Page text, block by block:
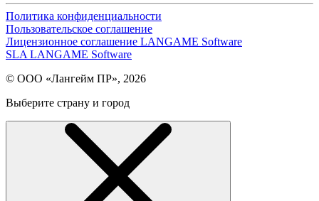
Политика конфиденциальности
Пользовательское соглашение
Лицензионное соглашение LANGAME Software
SLA LANGAME Software
© ООО «Лангейм ПР», 2026
Выберите страну и город